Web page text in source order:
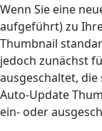
Wenn Sie eine
aufgeführt) zu
Thumbnail
jedoch zunächst
ausgeschaltet,
Auto-Update
ein- oder